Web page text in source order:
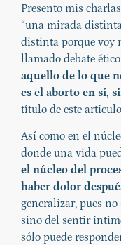
Presento mis
“una mirada
distinta porque voy
llamado debate
aquello de lo que
es el aborto en sí,
título de este
Así como en el
donde una vida
el núcleo del
haber dolor
generalizar, pues
sino del sentir
sólo puede